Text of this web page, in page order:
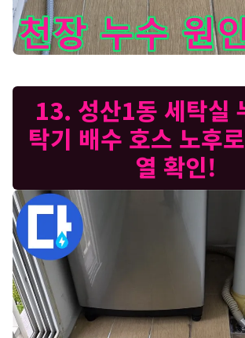
13. 성산1동 세탁실
탁기 배수 호스 노후
열 확인!